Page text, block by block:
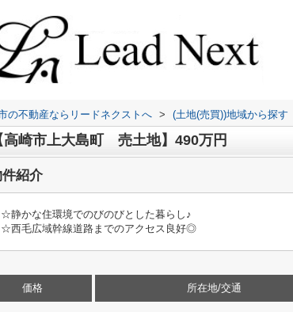
の不動産ならリードネクストへ > (土地(売買))地域から探す
高崎市上大島町 売土地】490万円
紹介
☆静かな住環境でのびのびとした暮らし♪
☆西毛広域幹線道路までのアクセス良好◎
価格 所在地/交通